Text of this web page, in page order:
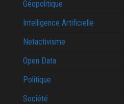
Géopolitique
Intelligence Artificielle
Netactivisme
Open Data
Politique
Société